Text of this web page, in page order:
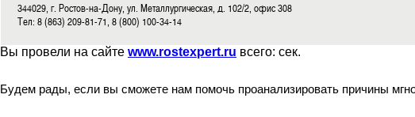
344029, г. Ростов-на-Дону, ул. Металлургическая, д. 102/2, офис 308
Тел: 8 (863) 209-81-71, 8 (800) 100-34-14
Вы провели на сайте www.rostexpert.ru всего: сек.
Будем рады, если вы сможете нам помочь проанализировать причины